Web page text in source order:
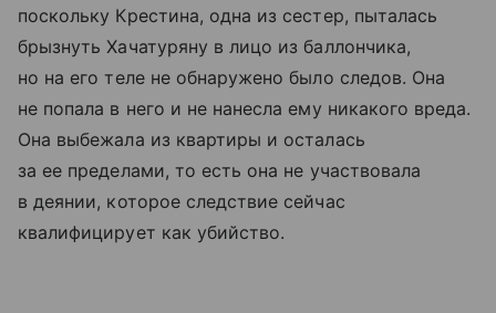
поскольку Крестина, одна из сестер, пыталась
брызнуть Хачатуряну в лицо из баллончика,
но на его теле не обнаружено было следов. Она
не попала в него и не нанесла ему никакого вреда.
Она выбежала из квартиры и осталась
за ее пределами, то есть она не участвовала
в деянии, которое следствие сейчас
квалифицирует как убийство.